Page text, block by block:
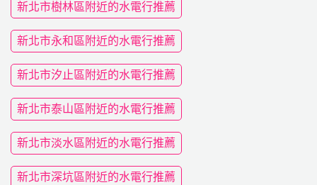
新北市樹林區附近的水電行推薦
新北市永和區附近的水電行推薦
新北市汐止區附近的水電行推薦
新北市泰山區附近的水電行推薦
新北市淡水區附近的水電行推薦
新北市深坑區附近的水電行推薦